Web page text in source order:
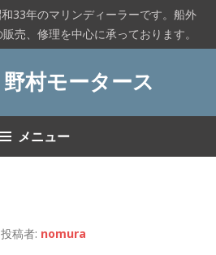
33年のマリンディーラーです。船外
売、修理を中心に承っております。
村モータース
メニュー
投稿者: nomura